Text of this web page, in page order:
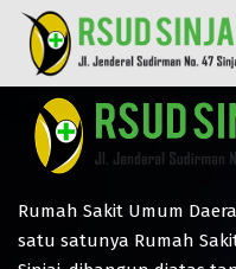
Rumah Sakit Umum
satu satunya Rumah